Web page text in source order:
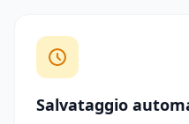
Salvataggio